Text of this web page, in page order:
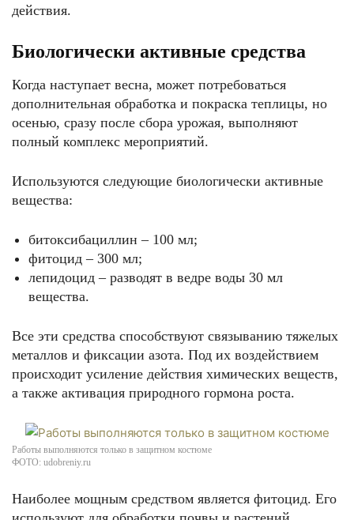
действия.
Биологически активные средства
Когда наступает весна, может потребоваться
дополнительная обработка и покраска теплицы, но
осенью, сразу после сбора урожая, выполняют
полный комплекс мероприятий.
Используются следующие биологически активные
вещества:
битоксибациллин – 100 мл;
фитоцид – 300 мл;
лепидоцид – разводят в ведре воды 30 мл
вещества.
Все эти средства способствуют связыванию тяжелых
металлов и фиксации азота. Под их воздействием
происходит усиление действия химических веществ,
а также активация природного гормона роста.
Работы выполняются только в защитном костюме
ФОТО: udobreniy.ru
Наиболее мощным средством является фитоцид. Его